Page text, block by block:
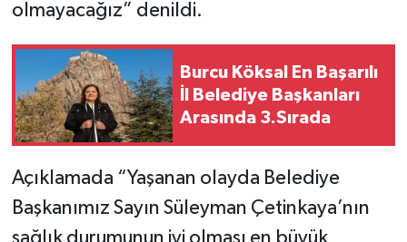
olmayacağız” denildi.
Burcu Köksal En Başarılı
İl Belediye Başkanları
Arasında 3.Sırada
Açıklamada “Yaşanan olayda Belediye
Başkanımız Sayın Süleyman Çetinkaya’nın